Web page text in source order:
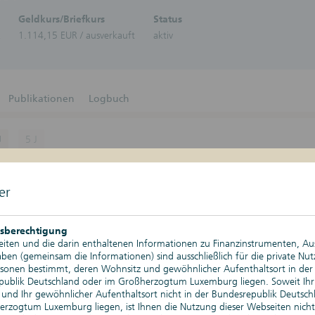
und die darin enthaltenen Informationen zu Finanzinstrumenten,
(gemeinsam die Informationen) sind ausschließlich für die private
bestimmt, deren Wohnsitz und gewöhnlicher Aufenthaltsort in der
Deutschland oder im Großherzogtum Luxemburg liegen. Soweit Ihr
Ihr gewöhnlicher Aufenthaltsort nicht in der Bundesrepublik
Luxemburg liegen, ist Ihnen die Nutzung dieser Webseiten nicht
Geldkurs/Briefkurs
1.114,15 EUR / ausverkauft
Status
aktiv
Publikationen Logbuch
5 J
Kurswerte07.08.2026, 17:29 Uhr
Änderung relativ
Tageshoch
Tagestief
Historischer Höchststand